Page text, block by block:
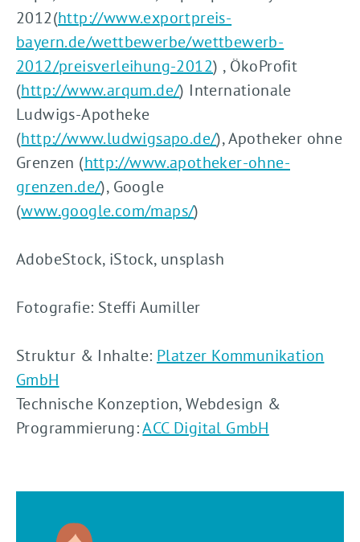
2012(http://www.exportpreis-
bayern.de/wettbewerbe/wettbewerb-
2012/preisverleihung-2012) , ÖkoProfit
(http://www.arqum.de/) Internationale
Ludwigs-Apotheke
(http://www.ludwigsapo.de/), Apotheker ohne
Grenzen (http://www.apotheker-ohne-
grenzen.de/), Google
(www.google.com/maps/)
AdobeStock, iStock, unsplash
Fotografie: Steffi Aumiller
Struktur & Inhalte: Platzer Kommunikation
GmbH
Technische Konzeption, Webdesign &
Programmierung:ACC Digital GmbH